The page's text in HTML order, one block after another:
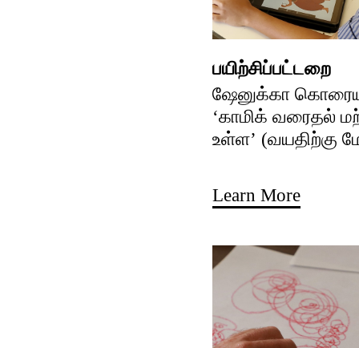
பயிற்சிப்பட்டறை
ஷேனுக்கா
‘காமிக் வரைதல்
உள்ள’ (வயதிற்கு
Learn More